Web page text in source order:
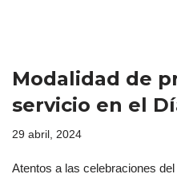
Modalidad de
servicio en el
29 abril, 2024
Atentos a las celebraciones